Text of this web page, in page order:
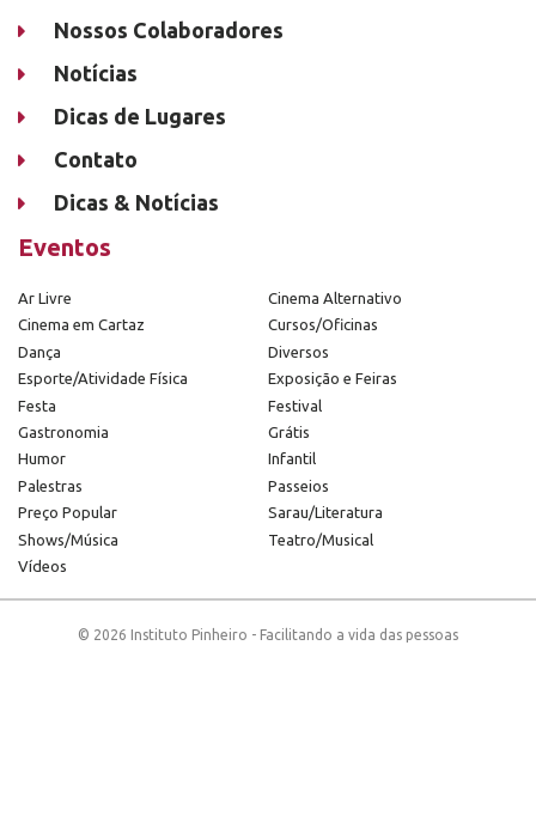
Nossos Colaboradores
Notícias
Dicas de Lugares
Contato
Dicas & Notícias
Eventos
Ar Livre
Cinema Alternativo
Cinema em Cartaz
Cursos/Oficinas
Dança
Diversos
Esporte/Atividade Física
Exposição e Feiras
Festa
Festival
Gastronomia
Grátis
Humor
Infantil
Palestras
Passeios
Preço Popular
Sarau/Literatura
Shows/Música
Teatro/Musical
Vídeos
© 2026 Instituto Pinheiro - Facilitando a vida das pessoas